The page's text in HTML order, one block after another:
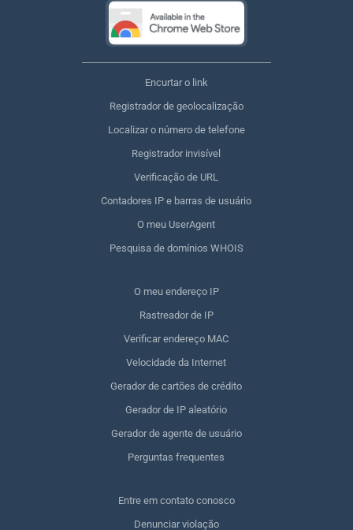
Encurtar o link
Registrador de geolocalização
Localizar o número de telefone
Registrador invisível
Verificação de URL
Contadores IP e barras de usuário
O meu UserAgent
Pesquisa de domínios WHOIS
O meu endereço IP
Rastreador de IP
Verificar endereço MAC
Velocidade da Internet
Gerador de cartões de crédito
Gerador de IP aleatório
Gerador de agente de usuário
Perguntas frequentes
Entre em contato conosco
Denunciar violação